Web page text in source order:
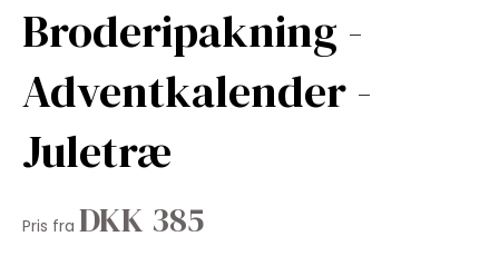
Broderipakning -
Adventkalender -
Juletræ
Pris fra DKK 385